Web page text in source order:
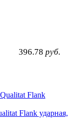
396.78 руб.
Flank ударная,